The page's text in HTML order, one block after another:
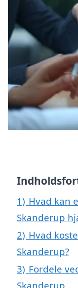
1) Hvad kan
Skanderup
2) Hvad
Skanderup?
3) Fordele
Skanderup